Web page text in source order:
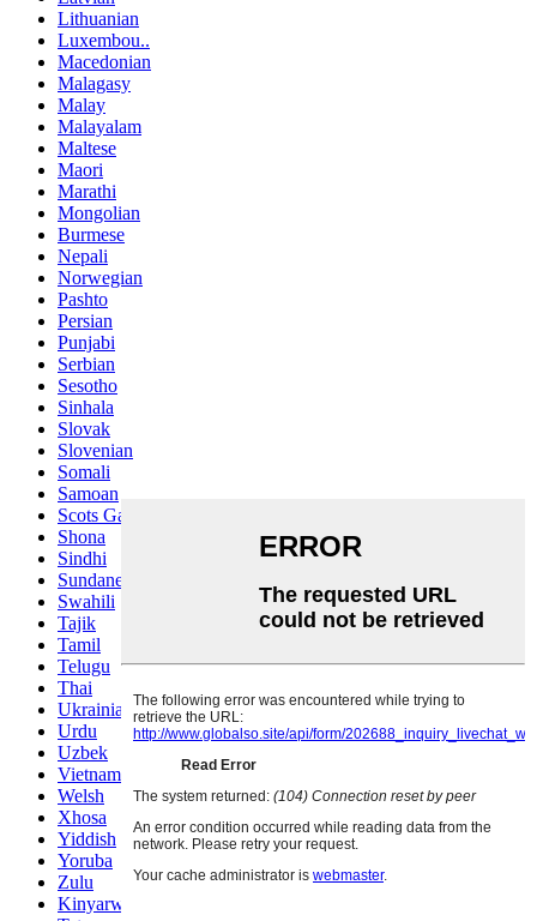
Lithuanian
Luxembou..
Macedonian
Malagasy
Malay
Malayalam
Maltese
Maori
Marathi
Mongolian
Burmese
Nepali
Norwegian
Pashto
Persian
Punjabi
Serbian
Sesotho
Sinhala
Slovak
Slovenian
Somali
Samoan
Scots Gaelic
Shona
Sindhi
Sundanese
Swahili
Tajik
Tamil
Telugu
Thai
Ukrainian
Urdu
Uzbek
Vietnamese
Welsh
Xhosa
Yiddish
Yoruba
Zulu
Kinyarwanda